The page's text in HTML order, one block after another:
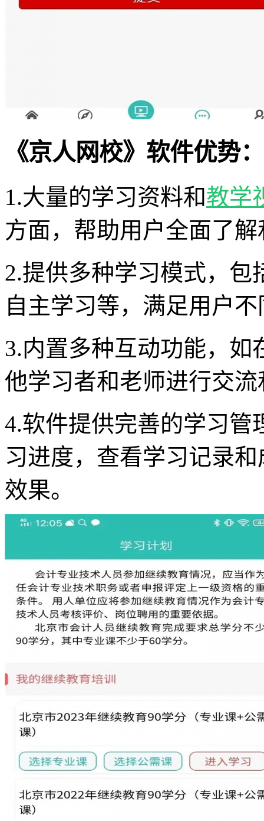
《京人网校》软件优势：
1.大量的学习资料和教学
方面，帮助用户全面了
2.提供多种学习模式，
自主学习等，满足用户
3.内置多种互动功能，
他学习者和老师进行交
4.软件提供完善的学习管
习进度，查看学习记录
效果。